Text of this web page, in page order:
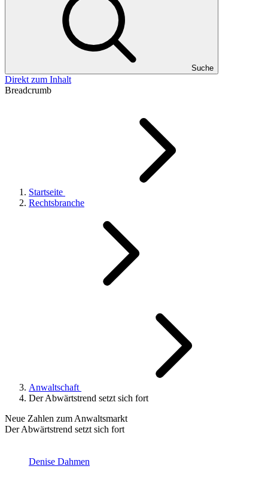
Suche
Direkt zum Inhalt
Breadcrumb
Startseite
Rechtsbranche
Anwaltschaft
Der Abwärtstrend setzt sich fort
Neue Zahlen zum Anwaltsmarkt
Der Abwärtstrend setzt sich fort
Denise Dahmen